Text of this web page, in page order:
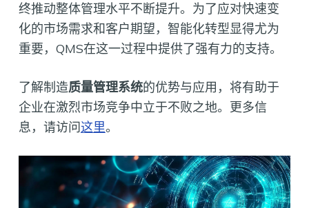
终推动整体管理水平不断提升。为了应对快速变
化的市场需求和客户期望，智能化转型显得尤为
重要，QMS在这一过程中提供了强有力的支持。
了解制造质量管理系统的优势与应用，将有助于
企业在激烈市场竞争中立于不败之地。更多信
息，请访问这里。